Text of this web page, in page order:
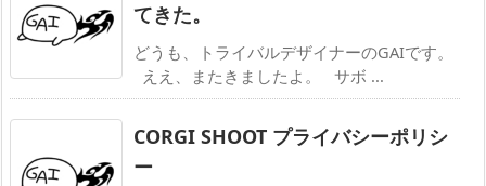
てきた。
どうも、トライバルデザイナーのGAIです。
ええ、またきましたよ。 サボ ...
CORGI SHOOT プライバシーポリシ
ー